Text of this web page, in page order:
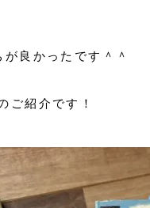
良かったです＾＾
ご紹介です！